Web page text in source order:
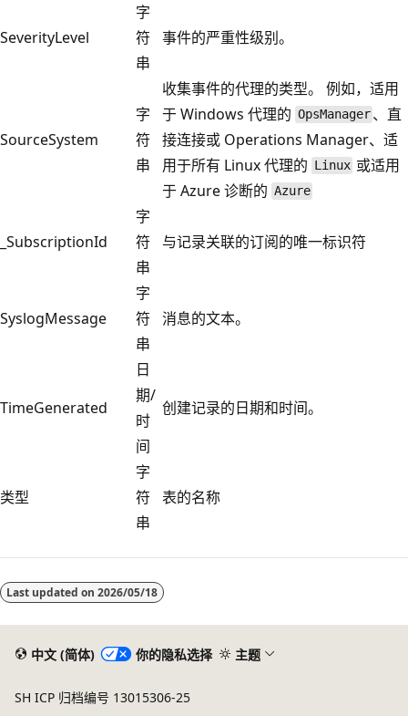
SeverityLevel
字
符
串
事件的严重性级别。
SourceSystem
字
符
串
收集事件的代理的类型。 例如，适用
于 Windows 代理的 OpsManager 、直
接连接或 Operations Manager、适
用于所有 Linux 代理的 Linux 或适用
于 Azure 诊断的 Azure
_SubscriptionId
字
符
串
与记录关联的订阅的唯一标识符
SyslogMessage
字
符
串
消息的文本。
TimeGenerated
日
期/
时
间
创建记录的日期和时间。
类型
字
符
串
表的名称
模
式
Last updated on 2026/05/18
中文 (简体) 你的隐私选择 主题
SH ICP 归档编号 13015306-25